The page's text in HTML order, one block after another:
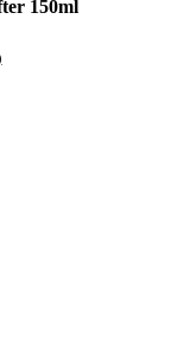
150ml